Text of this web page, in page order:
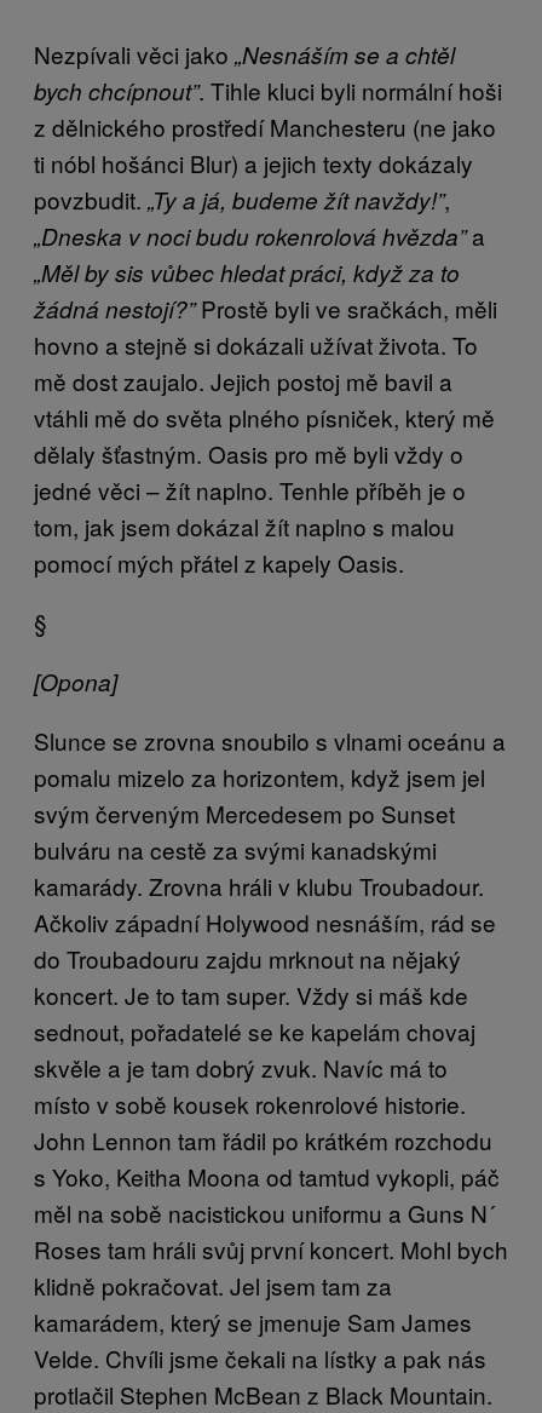
Nezpívali věci jako „Nesnáším se a chtěl
bych chcípnout”. Tihle kluci byli normální hoši
z dělnického prostředí Manchesteru (ne jako
ti nóbl hošánci Blur) a jejich texty dokázaly
povzbudit. „Ty a já, budeme žít navždy!”,
„Dneska v noci budu rokenrolová hvězda”a
„Měl by sis vůbec hledat práci, když za to
žádná nestojí?”Prostě byli ve sračkách, měli
hovno a stejně si dokázali užívat života. To
mě dost zaujalo. Jejich postoj mě bavil a
vtáhli mě do světa plného písniček, který mě
dělaly šťastným. Oasis pro mě byli vždy o
jedné věci – žít naplno. Tenhle příběh je o
tom, jak jsem dokázal žít naplno s malou
pomocí mých přátel z kapely Oasis.
§
[Opona]
Slunce se zrovna snoubilo s vlnami oceánu a
pomalu mizelo za horizontem, když jsem jel
svým červeným Mercedesem po Sunset
bulváru na cestě za svými kanadskými
kamarády. Zrovna hráli v klubu Troubadour.
Ačkoliv západní Holywood nesnáším, rád se
do Troubadouru zajdu mrknout na nějaký
koncert. Je to tam super. Vždy si máš kde
sednout, pořadatelé se ke kapelám chovaj
skvěle a je tam dobrý zvuk. Navíc má to
místo v sobě kousek rokenrolové historie.
John Lennon tam řádil po krátkém rozchodu
s Yoko, Keitha Moona od tamtud vykopli, páč
měl na sobě nacistickou uniformu a Guns N´
Roses tam hráli svůj první koncert. Mohl bych
klidně pokračovat. Jel jsem tam za
kamarádem, který se jmenuje Sam James
Velde. Chvíli jsme čekali na lístky a pak nás
protlačil Stephen McBean z Black Mountain.